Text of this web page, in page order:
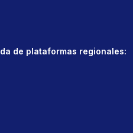
de plataformas regionales: